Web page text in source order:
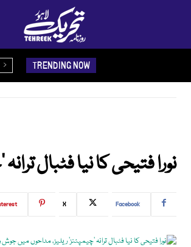
TRENDING NOW
نورا فتیحی کا نیا فٹبال
Facebook
X